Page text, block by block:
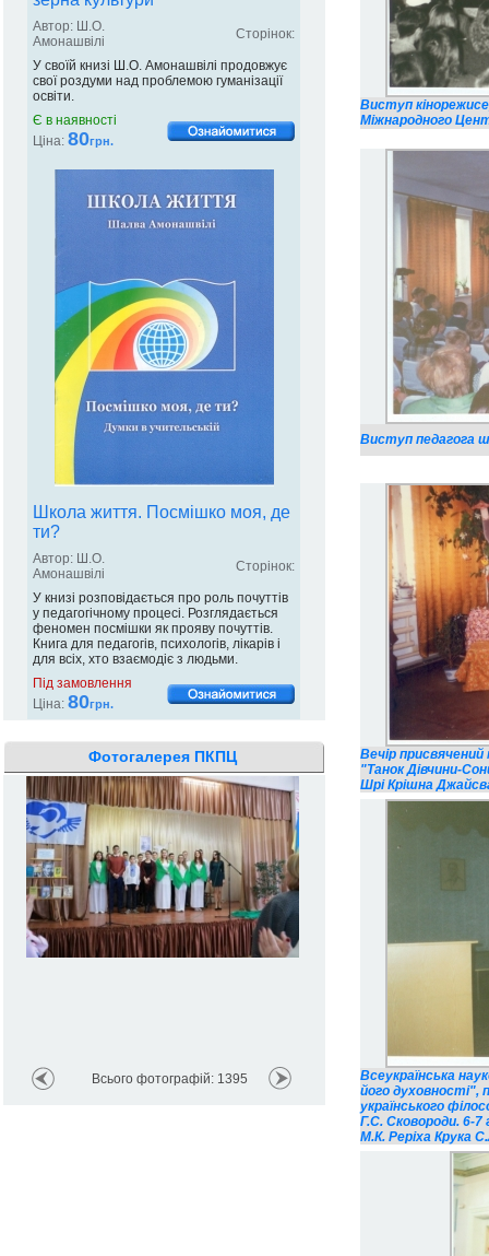
Автор: Ш.О.
Амонашвілі
Сторінок:
У своїй книзі Ш.О. Амонашвілі продовжує
свої роздуми над проблемою гуманізації
освіти.
Є в наявності
Ціна: 80грн.
Школа життя. Посмішко моя, де
ти?
Автор: Ш.О.
Амонашвілі
Сторінок:
У книзі розповідається про роль почуттів
у педагогічному процесі. Розглядається
феномен посмішки як прояву почуттів.
Книга для педагогів, психологів, лікарів і
для всіх, хто взаємодіє з людьми.
Під замовлення
Ціна: 80грн.
Фотогалерея ПКПЦ
Всього фотографій: 1395
Виступ
Міжнародного
Виступ педагога
Вечір
"Танок Дівчини-
Шрі Крішна
Всеукраїнська
його духовності",
українського
Г.С. Сковороди. 6-
М.К. Реріха Крука